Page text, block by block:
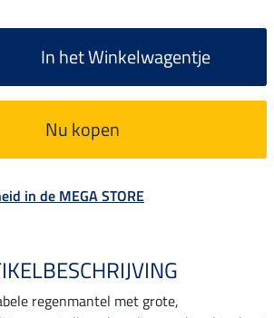
In het Winkelwagentje
Nu kopen
in de MEGA STORE
regenmantel met grote,